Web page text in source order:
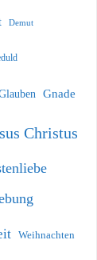
Demut
Gnade
Christus
Weihnachten